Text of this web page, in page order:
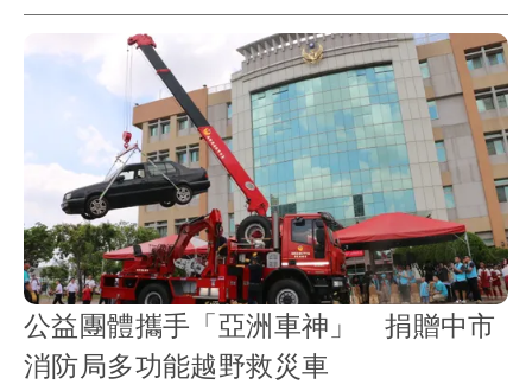
公益團體攜手「亞洲車神」 捐贈中市
消防局多功能越野救災車